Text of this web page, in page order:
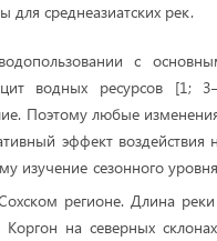
среднеазиатских рек.
с
водных ресурсов [1;
Поэтому любые
эффект
изучение сезонного
регионе. Длина
на северных